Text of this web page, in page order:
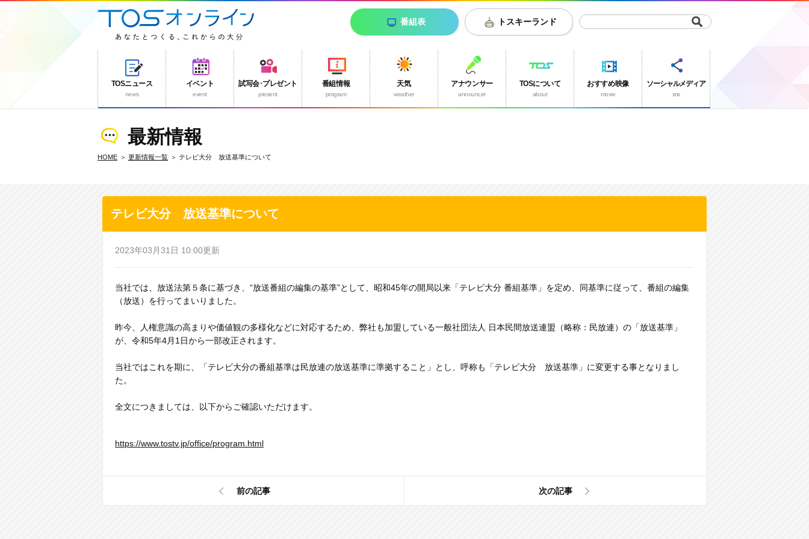
トスキーランド
番組表
TOSニュース
news
イベント
event
試写会･プレゼント
present
番組情報
program
天気
weather
アナウンサー
announcer
TOSについて
about
おすすめ映像
movie
ソーシャルメディア
sns
最新情報
HOME 更新情報一覧 テレビ大分 放送基準について
テレビ大分 放送基準について
2023年03月31日 10:00更新
当社では、放送法第５条に基づき、“放送番組の編集の基準”として、昭和45年の開局以来「テレビ大分 番組基準」を定め、同基準に従って、番組の編集
（放送）を行ってまいりました。
昨今、人権意識の高まりや価値観の多様化などに対応するため、弊社も加盟している一般社団法人 日本民間放送連盟（略称：民放連）の「放送基準」
が、令和5年4月1日から一部改正されます。
当社ではこれを期に、「テレビ大分の番組基準は民放連の放送基準に準拠すること」とし、呼称も「テレビ大分 放送基準」に変更する事となりまし
た。
全文につきましては、以下からご確認いただけます。
https://www.tostv.jp/office/program.html
前の記事 次の記事